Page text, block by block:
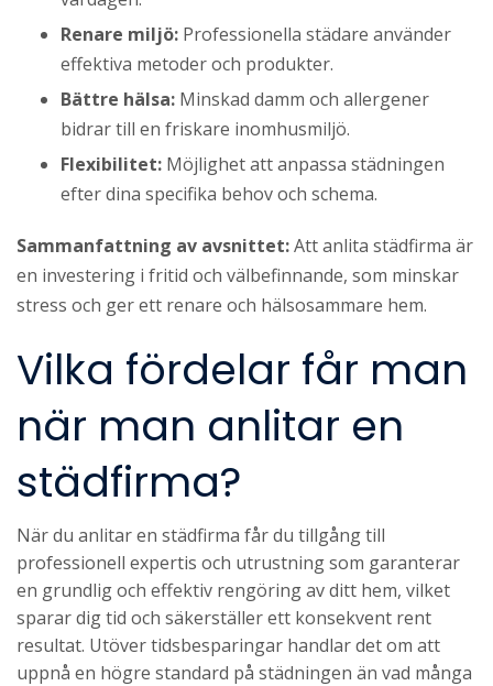
Renare miljö: Professionella städare använder
effektiva metoder och produkter.
Bättre hälsa: Minskad damm och allergener
bidrar till en friskare inomhusmiljö.
Flexibilitet: Möjlighet att anpassa städningen
efter dina specifika behov och schema.
Sammanfattning av avsnittet:Att anlita städfirma är
en investering i fritid och välbefinnande, som minskar
stress och ger ett renare och hälsosammare hem.
Vilka fördelar får man
när man anlitar en
städfirma?
När du anlitar en städfirma får du tillgång till
professionell expertis och utrustning som garanterar
en grundlig och effektiv rengöring av ditt hem, vilket
sparar dig tid och säkerställer ett konsekvent rent
resultat. Utöver tidsbesparingar handlar det om att
uppnå en högre standard på städningen än vad många